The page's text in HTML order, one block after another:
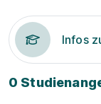
Infos
0